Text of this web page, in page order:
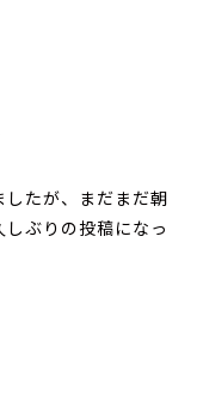
たが、まだまだ朝
ぶりの投稿になっ